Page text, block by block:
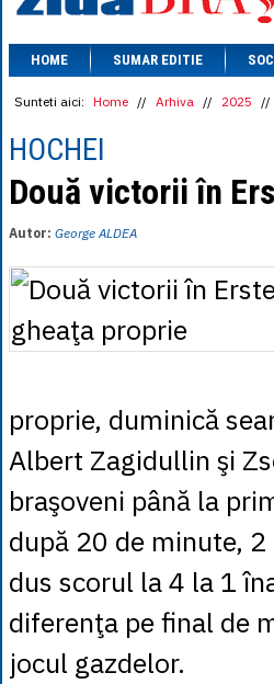
HOME SUMAR EDITIE
Sunteti aici: Home // Arhiva // 2025 //
HOCHEI
Două victorii în
Autor: George ALDEA
proprie, duminică
Albert Zagidullin şi
braşoveni până la
după 20 de minute,
dus scorul la 4 la 1
diferenţa pe final de
jocul gazdelor.